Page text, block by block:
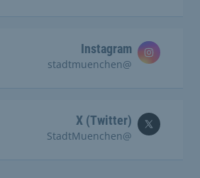
Instagram
@stadtmuenchen
X (Twitter)
@StadtMuenchen